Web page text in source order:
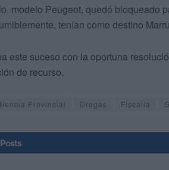
modelo Peugeot, quedó bloqueado
tenían como destino
este suceso con la oportuna
de recurso.
Provincial Drogas Fiscalía
Posts